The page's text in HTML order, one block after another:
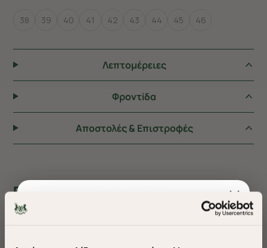
38 39 40 41 42 43 44 45 46
Λεπτομέρειες
Φροντiδα
Αποστολές & Επιστροφές
ΠΡΟΤΕΙΝΟΥΜΕ ΓΙΑ ΕΣΑΣ